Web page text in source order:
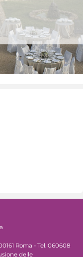
Roma - Tel. 060608
delle